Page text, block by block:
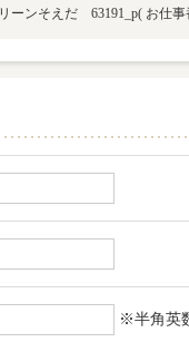
ーンそえだ 63191_p( お仕
※半角英